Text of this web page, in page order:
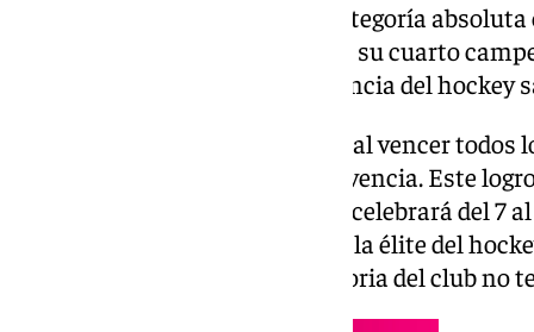
Andalucía de Hockey Sala en categoría
Con este triunfo, el equipo logra su cuarto
consolidándose como una potencia del hockey
El equipo demostró su dominio al vencer todos
semifinal y la final con gran solvencia. Este
Campeonato de España, que se celebrará del 7
(Barcelona), manteniéndose en la élite del
consecutivo. La exitosa trayectoria del club no